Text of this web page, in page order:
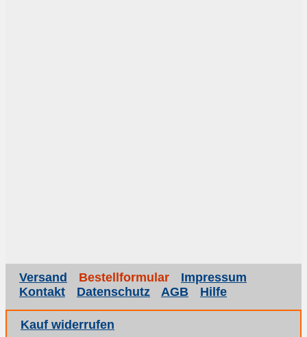
Versand Bestellformular Impressum
Kontakt
Datenschutz AGB Hilfe
Kauf widerrufen